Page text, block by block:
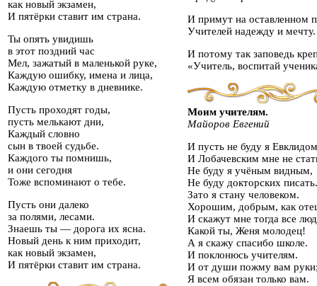
как новый экзамен,
И пятёрки ставит им страна.
Ты опять увидишь
в этот поздний час
Мел, зажатый в маленькой руке,
Каждую ошибку, имена и лица,
Каждую отметку в дневнике.
Пусть проходят годы,
пусть мелькают дни,
Каждый словно
сын в твоей судьбе.
Каждого ты помнишь,
и они сегодня
Тоже вспоминают о тебе.
Пусть они далеко
за полями, лесами.
Знаешь ты — дорога их ясна.
Новый день к ним приходит,
как новый экзамен,
И пятёрки ставит им страна.
И примут на оставленном
Учителей надежду и мечту.
И потому так заповедь
«Учитель, воспитай
Моим учителям.
Майоров Евгений
И пусть не буду я Евклидом
И Лобачевским мне не
Не буду я учёным видным,
Не буду докторских писать.
Зато я стану человеком.
Хорошим, добрым, как
И скажут мне тогда все
Какой ты, Женя молодец!
А я скажу спасибо школе.
И поклонюсь учителям.
И от души пожму вам
Я всем обязан только вам.